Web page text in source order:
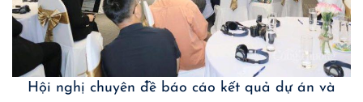
Hội nghị chuyên đề báo cáo kết quả dự án và